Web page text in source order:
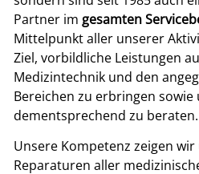
Partner im gesamten
Mittelpunkt aller unserer
Ziel, vorbildliche Leistungen
Medizintechnik und den
Bereichen zu erbringen sowie
dementsprechend zu beraten.
Unsere Kompetenz zeigen wir
Reparaturen aller